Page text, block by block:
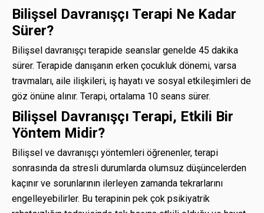
Bilişsel Davranışçı Terapi Ne Kadar
Sürer?
Bilişsel davranışçı terapide seanslar genelde 45 dakika
sürer. Terapide danışanın erken çocukluk dönemi, varsa
travmaları, aile ilişkileri, iş hayatı ve sosyal etkileşimleri de
göz önüne alınır. Terapi, ortalama 10 seans sürer.
Bilişsel Davranışçı Terapi, Etkili Bir
Yöntem Midir?
Bilişsel ve davranışçı yöntemleri öğrenenler, terapi
sonrasında da stresli durumlarda olumsuz düşüncelerden
kaçınır ve sorunlarının ilerleyen zamanda tekrarlarını
engelleyebilirler. Bu terapinin pek çok psikiyatrik